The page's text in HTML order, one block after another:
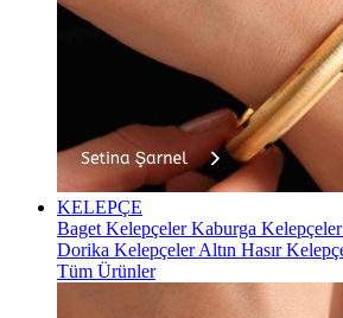
KELEPÇE
Baget KelepçelerKaburga Kelepçeler
Dorika KelepçelerAltın Hasır
Tüm Ürünler